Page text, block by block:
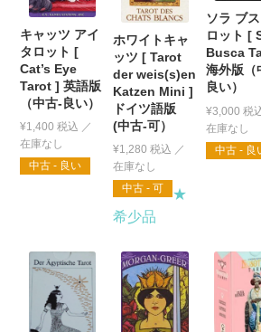
キャッツ アイ
タロット [
Cat’s Eye
Tarot ] 英語版
（中古-良い）
¥1,400 税込
中古 - 良い
ホワイトキャ
ッツ [ Tarot
der weis(s)en
Katzen Mini ]
ドイツ語版
(中古-可）
¥1,280 税込
中古 - 可
★
希少品
ソラ ブ
ロット [
Busca
海外版（
良い）
¥3,000 税
中古 - 良